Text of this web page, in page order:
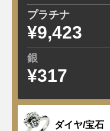
プラチナ
¥9,423
銀
¥317
ダイヤ/宝石